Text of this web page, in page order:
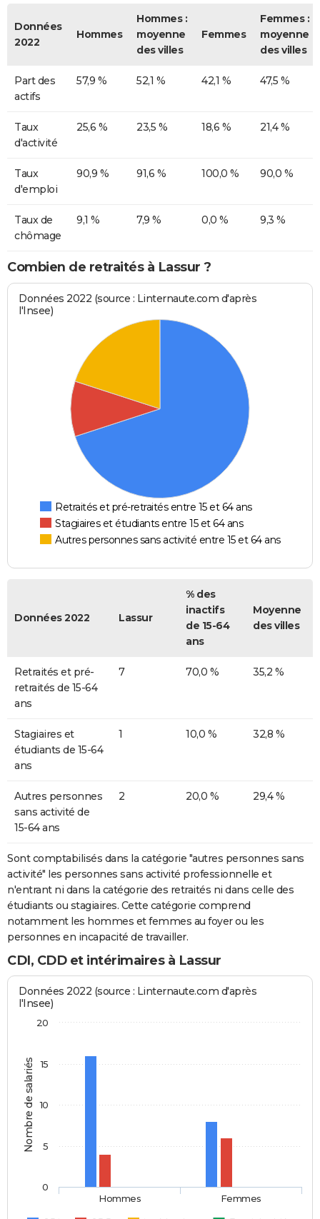
Données
2022
Hommes
Hommes :
moyenne
des villes
Femmes
Femmes :
moyenne
des villes
Part des
actifs
57,9 % 52,1 % 42,1 % 47,5 %
Taux
d'activité
25,6 % 23,5 % 18,6 % 21,4 %
Taux
d'emploi
90,9 % 91,6 % 100,0 % 90,0 %
Taux de
chômage
9,1 % 7,9 % 0,0 % 9,3 %
Combien de retraités à Lassur ?
Données 2022 (source : Linternaute.com d'après
l'Insee)
Retraités et pré-retraités entre 15 et 64 ans
Stagiaires et étudiants entre 15 et 64 ans
Autres personnes sans activité entre 15 et 64 ans
Données 2022 Lassur
% des
inactifs
de 15-64
ans
Moyenne
des villes
Retraités et pré-
retraités de 15-64
ans
7 70,0 % 35,2 %
Stagiaires et
étudiants de 15-64
ans
1 10,0 % 32,8 %
Autres personnes
sans activité de
15-64 ans
2 20,0 % 29,4 %
Sont comptabilisés dans la catégorie "autres personnes sans
activité" les personnes sans activité professionnelle et
n'entrant ni dans la catégorie des retraités ni dans celle des
étudiants ou stagiaires. Cette catégorie comprend
notamment les hommes et femmes au foyer ou les
personnes en incapacité de travailler.
CDI, CDD et intérimaires à Lassur
Nombre de salariés
Données 2022 (source : Linternaute.com d'après
l'Insee)
Hommes Femmes
0
5
10
15
20